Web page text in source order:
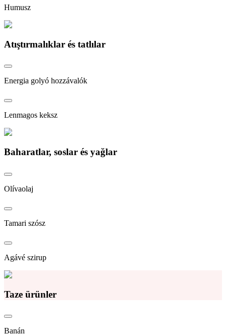
Humusz
Atıştırmalıklar és tatlılar
Energia golyó hozzávalók
Lenmagos keksz
Baharatlar, soslar és yağlar
Olívaolaj
Tamari szósz
Agávé szirup
Taze ürünler
Banán